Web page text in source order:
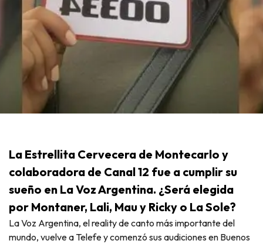
La Estrellita Cervecera de Montecarlo y
colaboradora de Canal 12 fue a cumplir su
sueño en La Voz Argentina. ¿Será elegida
por Montaner, Lali, Mau y Ricky o La Sole?
La Voz Argentina, el reality de canto más importante del
mundo, vuelve a Telefe y comenzó sus audiciones en Buenos